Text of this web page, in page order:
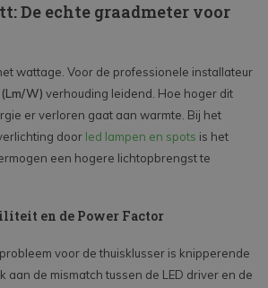
De echte graadmeter voor
wattage. Voor de professionele installateur
W) verhouding leidend. Hoe hoger dit
er verloren gaat aan warmte. Bij het
door led lampen en spots is het
een hogere lichtopbrengst te
en de Power Factor
voor de thuisklusser is knipperende
aan de mismatch tussen de LED driver en de